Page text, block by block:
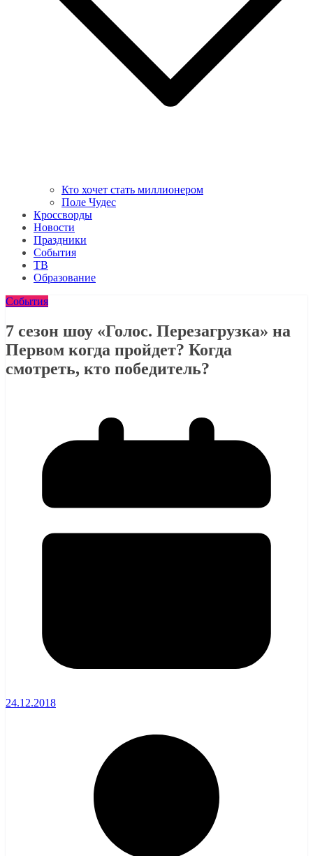
Кто хочет стать миллионером
Поле Чудес
Кроссворды
Новости
Праздники
События
ТВ
Образование
События
7 сезон шоу «Голос. Перезагрузка» на
Первом когда пройдет? Когда
смотреть, кто победитель?
24.12.2018